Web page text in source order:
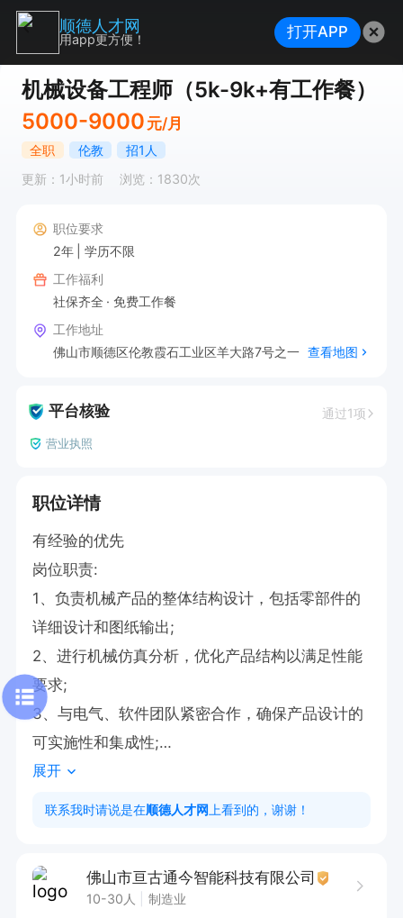
机械设备工程师（5k-9k+有工作餐）
5000-9000 元/月
全职 伦教
招1人
更新：1小时前
浏览：1830次
职位要求
2年
学历不限
工作福利
社保齐全
免费工作餐
工作地址
佛山市顺德区伦教霞石工业区羊大路7号之一 查看地图
平台核验 通过1项
营业执照
职位详情
有经验的优先
岗位职责:
1、负责机械产品的整体结构设计，包括零部件的
详细设计和图纸输出;
2、进行机械仿真分析，优化产品结构以满足性能
要求;
3、与电气、软件团队紧密合作，确保产品设计的
可实施性和集成性;
4、参与产品样机的制作与测试，及时解决现场问
题，提出改进措施;
展开
联系我时请说是在顺德人才网 上看到的，谢谢！
佛山市亘古通今智能科技有限公司
10-30人 制造业
顺德人才网
用app更方便！ 打开APP